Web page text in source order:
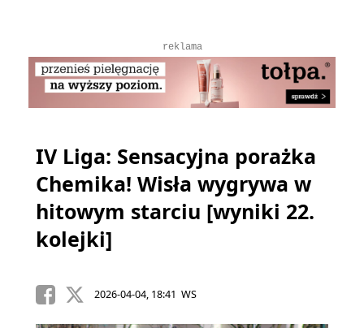
reklama
IV Liga: Sensacyjna porażka
Chemika! Wisła wygrywa w
hitowym starciu [wyniki 22.
kolejki]
2026-04-04, 18:41 WS